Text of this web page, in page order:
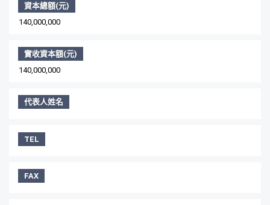
資本總額(元)
140,000,000
實收資本額(元)
140,000,000
代表人姓名
TEL
FAX